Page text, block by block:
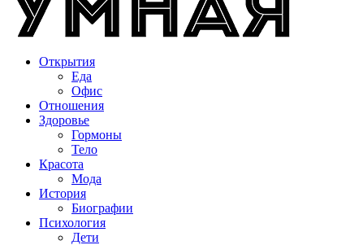
Открытия
Еда
Офис
Отношения
Здоровье
Гормоны
Тело
Красота
Мода
История
Биографии
Психология
Дети